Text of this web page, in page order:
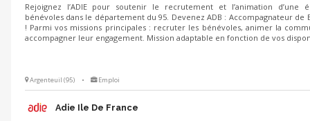
Rejoignez l’ADIE pour soutenir le recrutement et l’animation d’une
bénévoles dans le département du 95. Devenez ADB : Accompagnateur de
! Parmi vos missions principales : recruter les bénévoles, animer la
accompagner leur engagement. Mission adaptable en fonction de vos
Argenteuil (95) • Emploi
Adie Ile De France